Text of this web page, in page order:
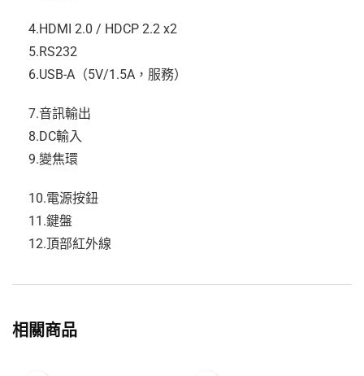
4.HDMI 2.0 / HDCP 2.2 x2
5.RS232
6.USB-A（5V/1.5A，服務）
7.音訊輸出
8.DC輸入
9.變焦環
10.電源按鈕
11.鍵盤
12.頂部紅外線
相關商品